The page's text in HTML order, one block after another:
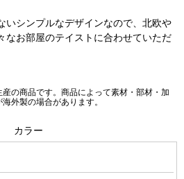
いシンプルなデザインなので、北欧や
なお部屋のテイストに合わせていただ
産の商品です。商品によって素材・部材・加
外製の場合があります。
カラー